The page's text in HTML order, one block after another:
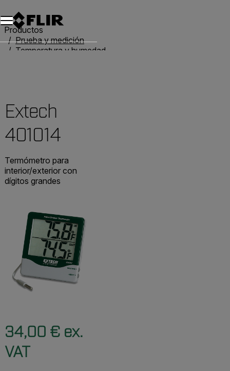
Unread messages
Modelo
Eliminar
artículos
artículo
Añadir al carro
Añadido al carro
Productos
Prueba y medición
Temperatura y humedad
Extech
401014
Termómetro para
interior/exterior con
dígitos grandes
34,00 € ex.
VAT